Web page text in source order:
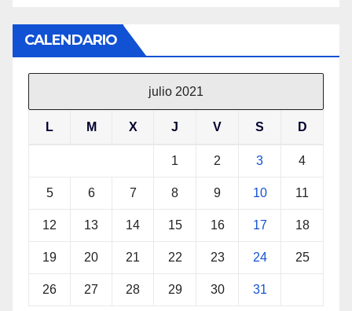
CALENDARIO
julio 2021
L M X J V S D
1 2 3 4
5 6 7 8 9 10 11
12 13 14 15 16 17 18
19 20 21 22 23 24 25
26 27 28 29 30 31